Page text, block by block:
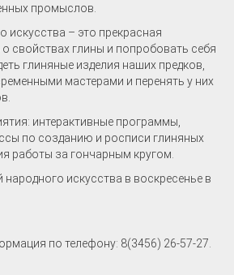
промыслов.
искусства – это прекрасная
свойствах глины и попробовать себя
глиняные изделия наших предков,
мастерами и перенять у них
интерактивные программы,
по созданию и росписи глиняных
работы за гончарным кругом.
искусства в воскресенье в
по телефону: 8(3456) 26-57-27.